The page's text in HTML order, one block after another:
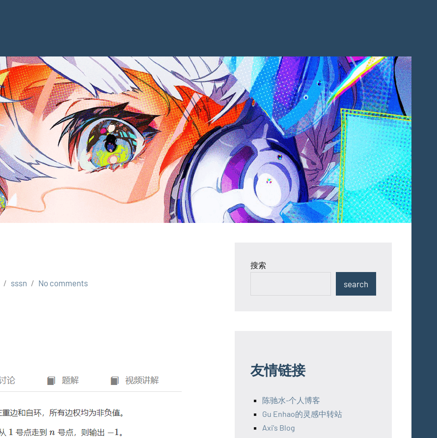
sssn No comments
搜索
search
友情链接
陈驰水-个人博客
Gu Enhao的灵感中转站
Axi's Blog